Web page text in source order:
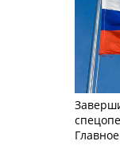
Главное